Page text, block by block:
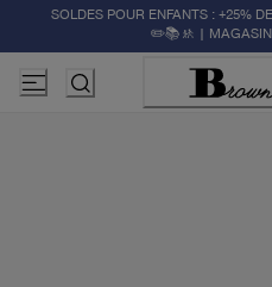
SOLDES POUR ENFANTS : +25%
✏️📚🚸 |